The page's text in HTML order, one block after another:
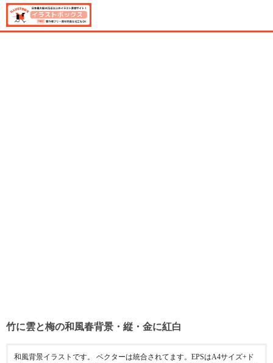
竹に雲と梅の和風春背景・縦・金に紅白
和風背景イラストです。 ベクターは統合されてます。EPSはA4サイズ+ド